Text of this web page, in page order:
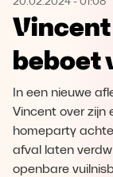
Vincent
beboet
In een nieuwe
Vincent over zijn
homeparty
afval laten
openbare